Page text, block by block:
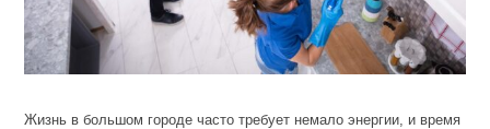
Жизнь в большом городе часто требует немало энергии, и время